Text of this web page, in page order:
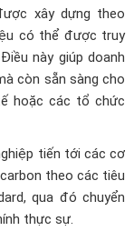
xây dựng theo
có thể được truy
này giúp doanh
còn sẵn sàng cho
hoặc các tổ chức
tiến tới các cơ
theo các tiêu
qua đó chuyển
thực sự.